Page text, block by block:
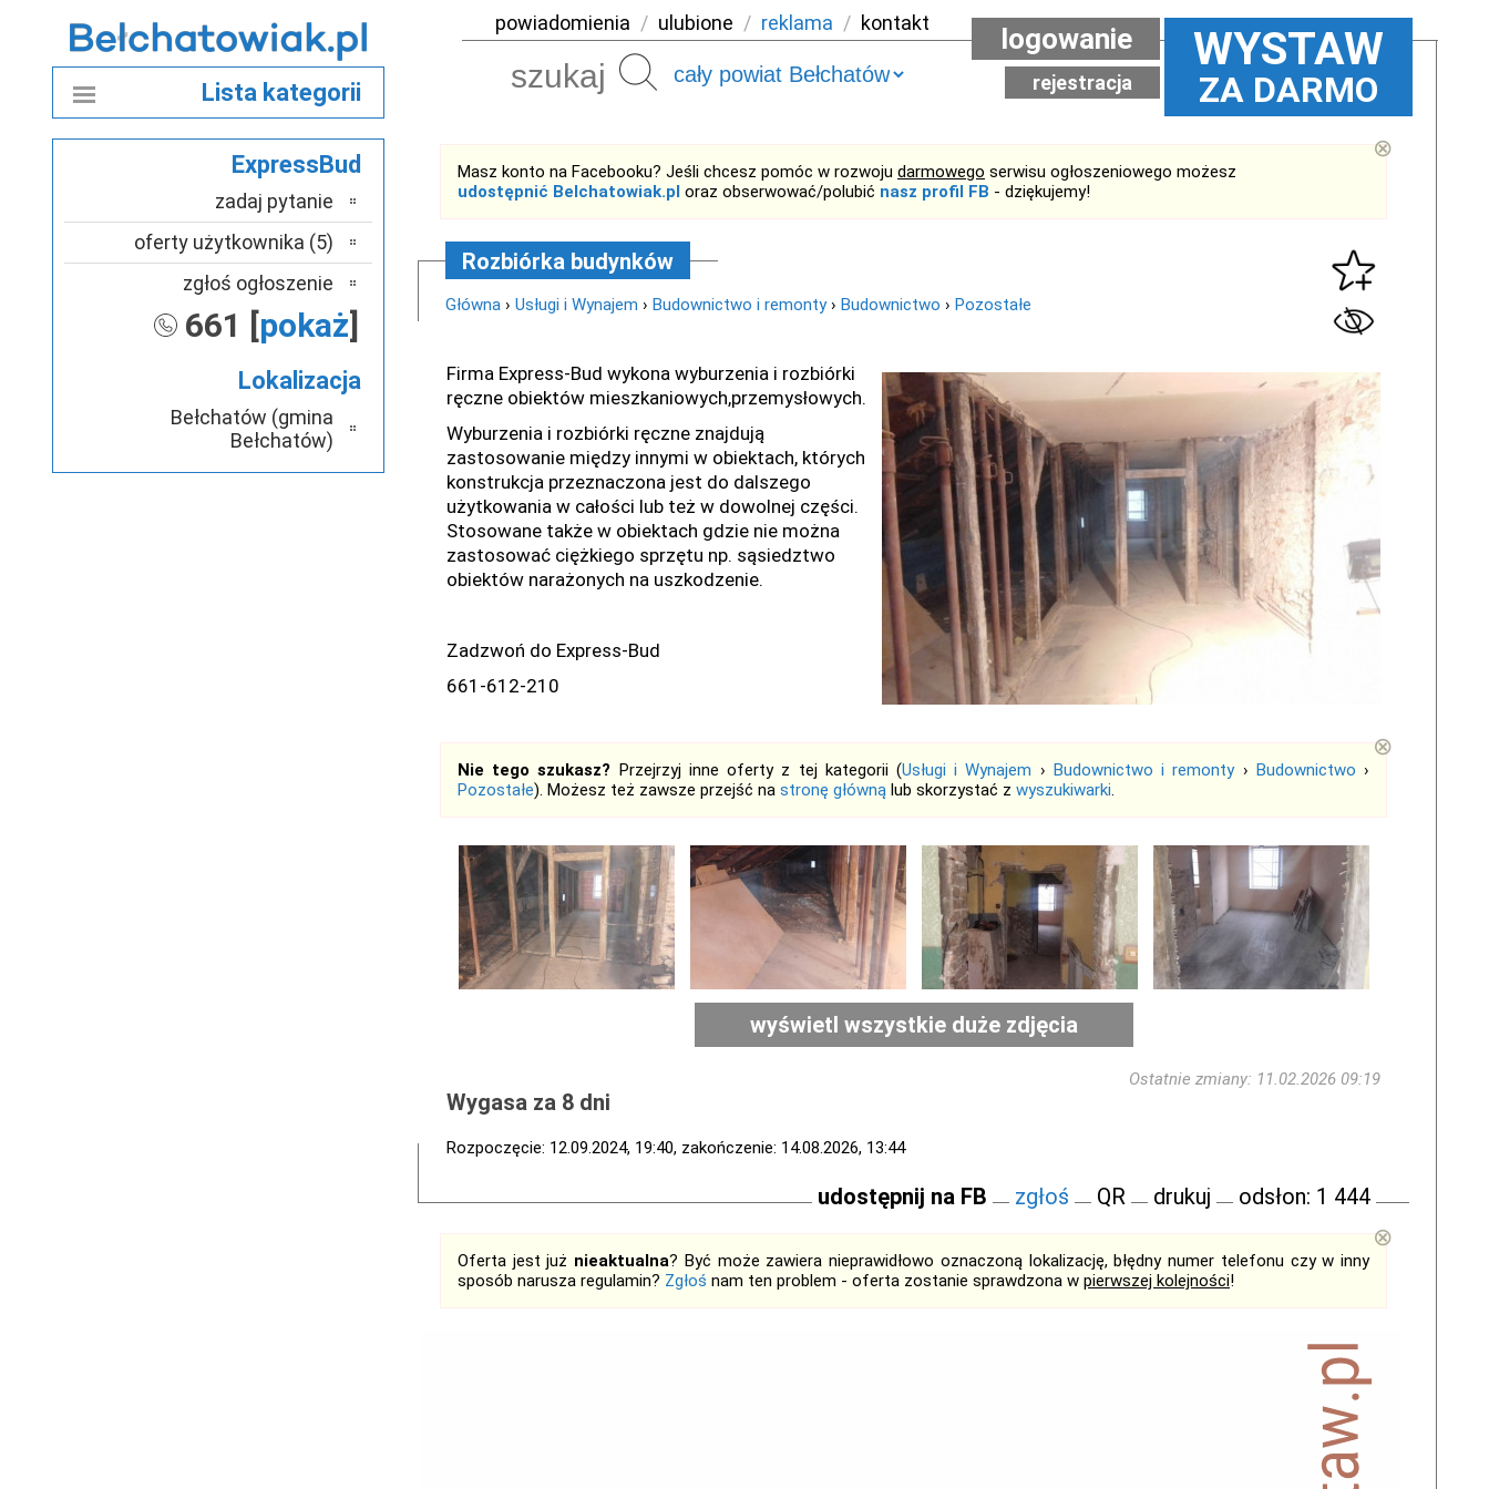
powiadomienia / ulubione / reklama / kontakt
Szukaj WYSTAW
ZA DARMO
logowanie
rejestracja
Masz konto na Facebooku? Jeśli chcesz pomóc w rozwoju darmowego serwisu ogłoszeniowego możesz
udostępnić Belchatowiak.pl oraz obserwować/polubić nasz profil FB - dziękujemy!
⊗
Rozbiórka budynków
Główna › Usługi i Wynajem › Budownictwo i remonty› Budownictwo › Pozostałe
Firma Express-Bud wykona wyburzenia i rozbiórki
ręczne obiektów mieszkaniowych,przemysłowych.
Wyburzenia i rozbiórki ręczne znajdują
zastosowanie między innymi w obiektach, których
konstrukcja przeznaczona jest do dalszego
użytkowania w całości lub też w dowolnej części.
Stosowane także w obiektach gdzie nie można
zastosować ciężkiego sprzętu np. sąsiedztwo
obiektów narażonych na uszkodzenie.
Zadzwoń do Express-Bud
661-612-210
Nie tego szukasz? Przejrzyj inne oferty z tej kategorii (Usługi i Wynajem › Budownictwo i remonty› Budownictwo ›
Pozostałe). Możesz też zawsze przejść na stronę główną lub skorzystać z wyszukiwarki.
⊗
wyświetl wszystkie duże zdjęcia
Ostatnie zmiany: 11.02.2026 09:19
Wygasa za 8 dni
Rozpoczęcie: 12.09.2024, 19:40, zakończenie: 14.08.2026, 13:44
udostępnij na FB zgłoś QR drukuj odsłon: 1 444
Oferta jest już nieaktualna? Być może zawiera nieprawidłowo oznaczoną lokalizację, błędny numer telefonu czy w inny
sposób narusza regulamin? Zgłoś nam ten problem - oferta zostanie sprawdzona w pierwszej kolejności!
⊗
Lista kategorii
ExpressBud
zadaj pytanie
oferty użytkownika (5)
zgłoś ogłoszenie
661 [pokaż]
Lokalizacja
Bełchatów (gmina
Bełchatów)